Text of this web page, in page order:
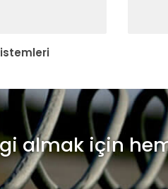
almak için